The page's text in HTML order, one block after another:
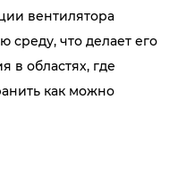
вентилятора
среду, что делает его
в областях, где
как можно